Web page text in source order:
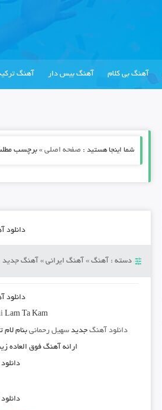
آهنگ بی کلام آهنگ بیس دار آهنگ
شما اینجا هستید : صفحه اصلی» برچسب
دانلود
دسته : آهنگ» آهنگ ایرانی» آهنگ جدید
دانلود
Lam Ta Kam
دانلود آهنگ جدیدسهیل رحمانیبنام لام
ارائه آهنگ فوق العاده